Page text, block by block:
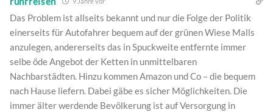
Das Problem ist allseits bekannt und nur die Folge der Politik
einerseits für Autofahrer bequem auf der grünen Wiese Malls
anzulegen, andererseits das in Spuckweite entfernte immer
selbe öde Angebot der Ketten in unmittelbaren
Nachbarstädten. Hinzu kommen Amazon und Co – die bequem
nach Hause liefern. Dabei gäbe es sicher Möglichkeiten. Die
immer älter werdende Bevölkerung ist auf Versorgung in